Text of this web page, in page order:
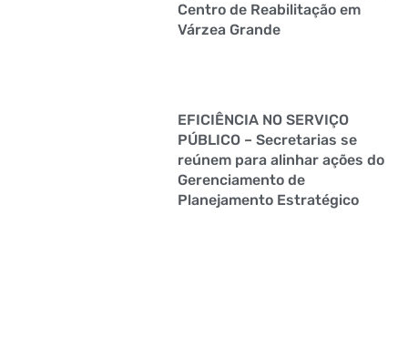
Centro de Reabilitação em
Várzea Grande
EFICIÊNCIA NO SERVIÇO
PÚBLICO – Secretarias se
reúnem para alinhar ações do
Gerenciamento de
Planejamento Estratégico